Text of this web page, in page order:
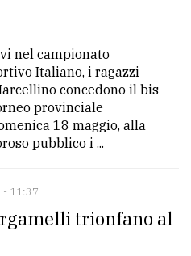
nel campionato
Italiano, i ragazzi
concedono il bis
provinciale
18 maggio, alla
pubblico i ...
- 11:37
trionfano al